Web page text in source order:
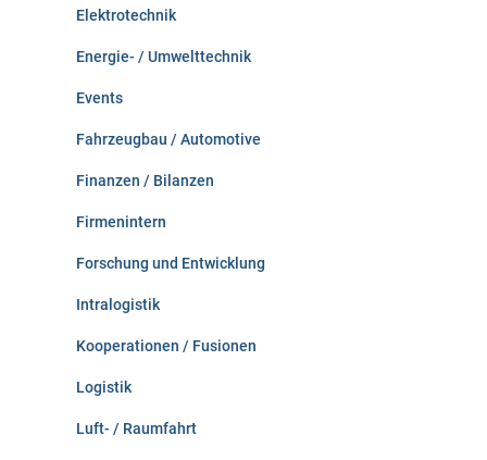
Elektrotechnik
Energie- / Umwelttechnik
Events
Fahrzeugbau / Automotive
Finanzen / Bilanzen
Firmenintern
Forschung und Entwicklung
Intralogistik
Kooperationen / Fusionen
Logistik
Luft- / Raumfahrt